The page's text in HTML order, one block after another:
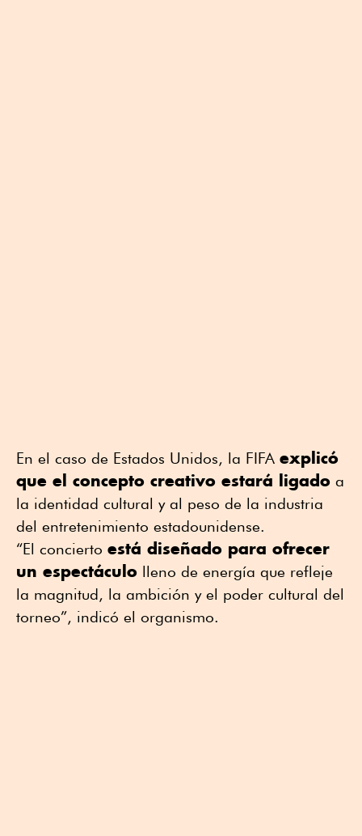
En el caso de Estados Unidos, la FIFA explicó
que el concepto creativo estará ligado a
la identidad cultural y al peso de la industria
del entretenimiento estadounidense.
“El concierto está diseñado para ofrecer
un espectáculo lleno de energía que refleje
la magnitud, la ambición y el poder cultural del
torneo”, indicó el organismo.